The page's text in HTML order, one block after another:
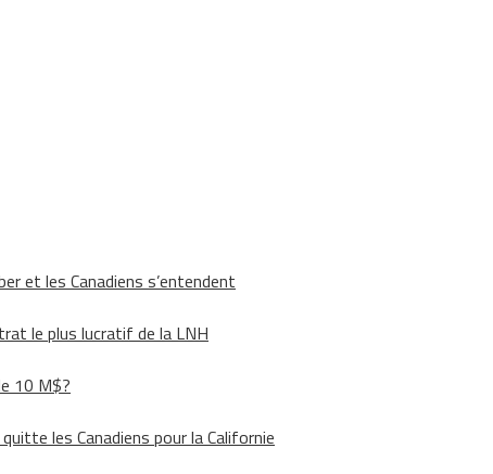
et les Canadiens s’entendent
le plus lucratif de la LNH
10 M$?
les Canadiens pour la Californie